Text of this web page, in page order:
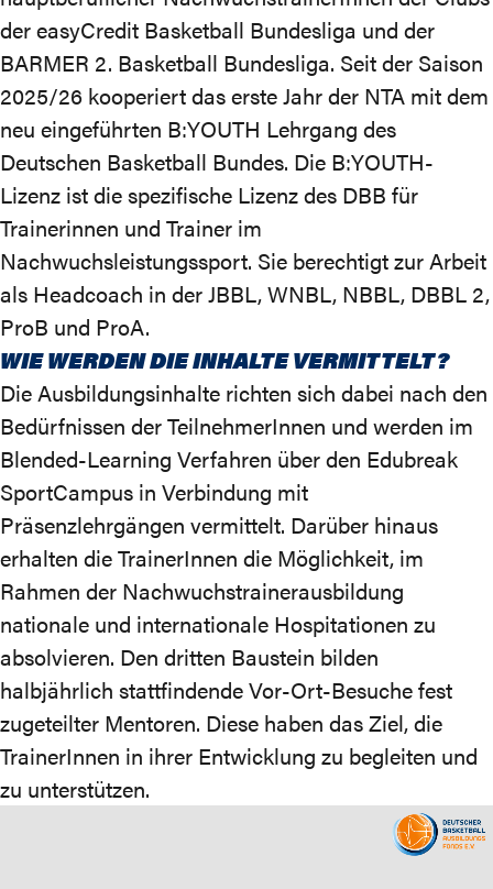
der easyCredit Basketball Bundesliga und der
BARMER 2. Basketball Bundesliga. Seit der Saison
2025/26 kooperiert das erste Jahr der NTA mit dem
neu eingeführten B:YOUTH Lehrgang des
Deutschen Basketball Bundes. Die B:YOUTH-
Lizenz ist die spezifische Lizenz des DBB für
Trainerinnen und Trainer im
Nachwuchsleistungssport. Sie berechtigt zur Arbeit
als Headcoach in der JBBL, WNBL, NBBL, DBBL 2,
ProB und ProA.
WIE WERDEN DIE INHALTE VERMITTELT?
Die Ausbildungsinhalte richten sich dabei nach den
Bedürfnissen der TeilnehmerInnen und werden im
Blended-Learning Verfahren über den Edubreak
SportCampus in Verbindung mit
Präsenzlehrgängen vermittelt. Darüber hinaus
erhalten die TrainerInnen die Möglichkeit, im
Rahmen der Nachwuchstrainerausbildung
nationale und internationale Hospitationen zu
absolvieren. Den dritten Baustein bilden
halbjährlich stattfindende Vor-Ort-Besuche fest
zugeteilter Mentoren. Diese haben das Ziel, die
TrainerInnen in ihrer Entwicklung zu begleiten und
zu unterstützen.